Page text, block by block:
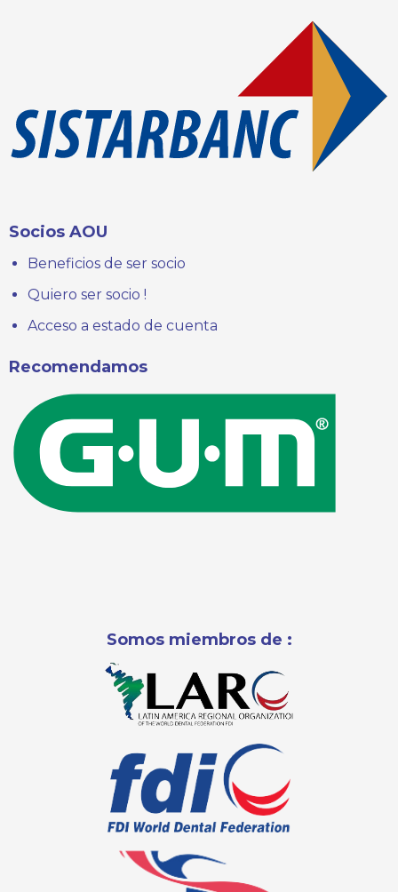
Socios AOU
Beneficios de ser socio
Quiero ser socio !
Acceso a estado de cuenta
Recomendamos
Somos miembros de :